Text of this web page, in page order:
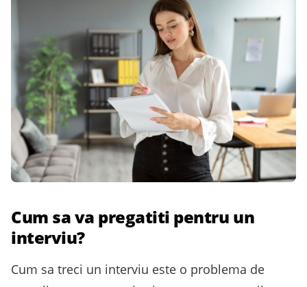
Cum sa va pregatiti pentru un
interviu?
Cum sa treci un interviu este o problema de